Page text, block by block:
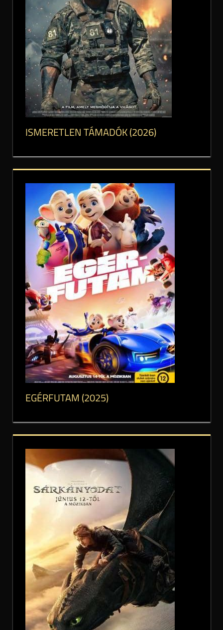
ISMERETLEN TÁMADÓK (2026)
EGÉRFUTAM (2025)